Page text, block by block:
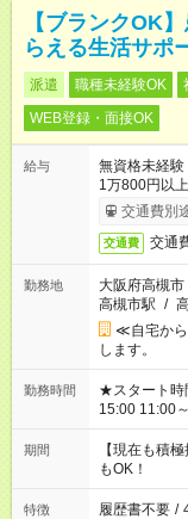
【ブランクOK
らえる生活サポ
派遣 職種未経験OK
WEB登録・面接OK
給与
無資格未経
1万800円以上
交通費別
交通費 交通
勤務地
大阪府高槻市
高槻市駅 /
≪自宅か
します。
勤務時間
★スタート時間選べ
15:00 11:00～16:00
シフトもご相談ください。
定労働時間
期間
【現在も積
もOK！
特徴 履歴書不要 /